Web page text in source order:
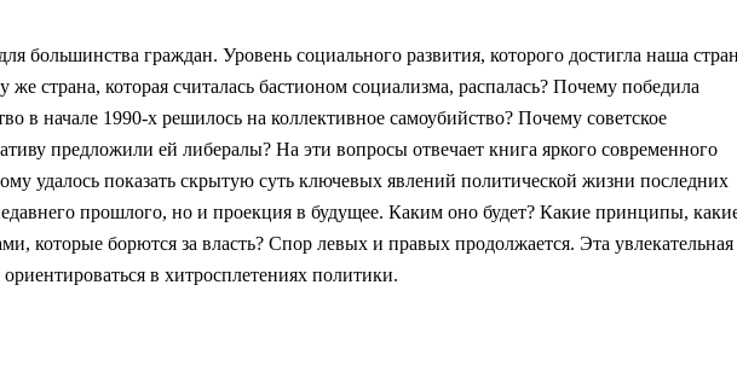
большинства граждан. Уровень социального развития, которого достигла наша
страна, которая считалась бастионом социализма, распалась? Почему победила
в начале 1990-х решилось на коллективное самоубийство? Почему советское
предложили ей либералы? На эти вопросы отвечает книга яркого современного
удалось показать скрытую суть ключевых явлений политической жизни последних
прошлого, но и проекция в будущее. Каким оно будет? Какие принципы,
которые борются за власть? Спор левых и правых продолжается. Эта
в хитросплетениях политики.